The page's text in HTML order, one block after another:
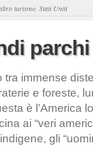
turismo Stati Uniti
parchi
tra immense
e foreste,
è l’America
ai “veri
gli